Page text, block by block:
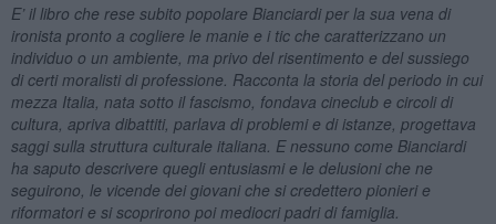
E’ il libro che rese subito popolare Bianciardi per la sua vena di
ironista pronto a cogliere le manie e i tic che caratterizzano un
individuo o un ambiente, ma privo del risentimento e del sussiego
di certi moralisti di professione. Racconta la storia del periodo in cui
mezza Italia, nata sotto il fascismo, fondava cineclub e circoli di
cultura, apriva dibattiti, parlava di problemi e di istanze, progettava
saggi sulla struttura culturale italiana. E nessuno come Bianciardi
ha saputo descrivere quegli entusiasmi e le delusioni che ne
seguirono, le vicende dei giovani che si credettero pionieri e
riformatori e si scoprirono poi mediocri padri di famiglia.